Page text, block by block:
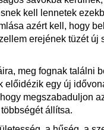
kell lennetek
azért kell, hogy
erejének tüzét új
meg fognak találni
előidézik egy új
megszabaduljon
állítsa.